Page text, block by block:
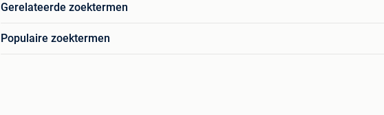
Gerelateerde zoektermen
Populaire zoektermen